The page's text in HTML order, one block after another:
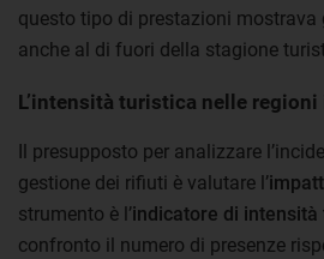
questo tipo di prestazioni
anche al di fuori della stagione
L’intensità turistica nelle
Il presupposto per analizzare
gestione dei rifiuti è valutare l’
strumento è l’indicatore di intensità
confronto il numero di presenze